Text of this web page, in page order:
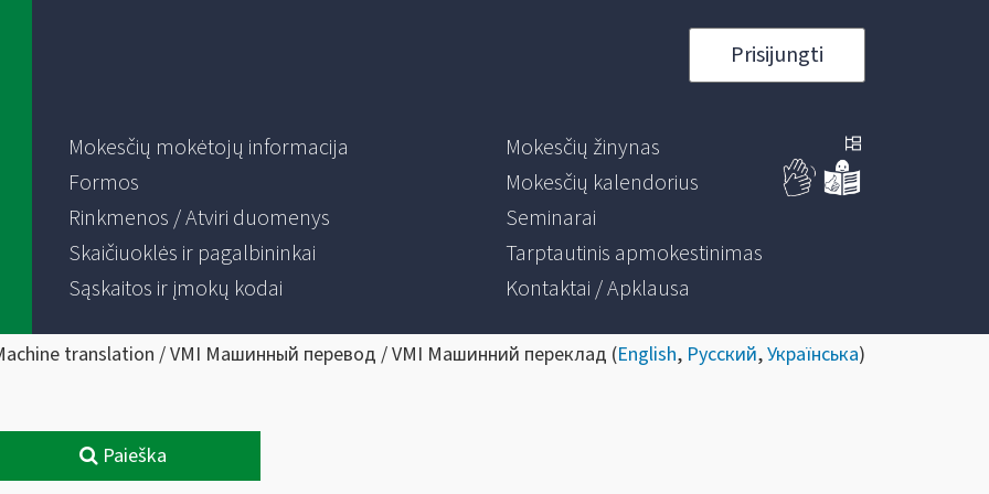
Prisijungti
Mokesčių mokėtojų informacija
Formos
Rinkmenos / Atviri duomenys
Skaičiuoklės ir pagalbininkai
Sąskaitos ir įmokų kodai
Mokesčių žinynas
Mokesčių kalendorius
Seminarai
Tarptautinis apmokestinimas
Kontaktai / Apklausa
translation / VMI Машинный перевод / VMI Машинний переклад (English, Русский,Українська)
Paieška